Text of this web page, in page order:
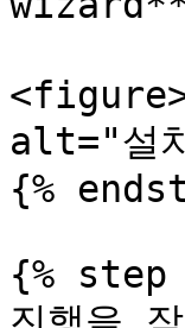
alt="설
{%
{% step